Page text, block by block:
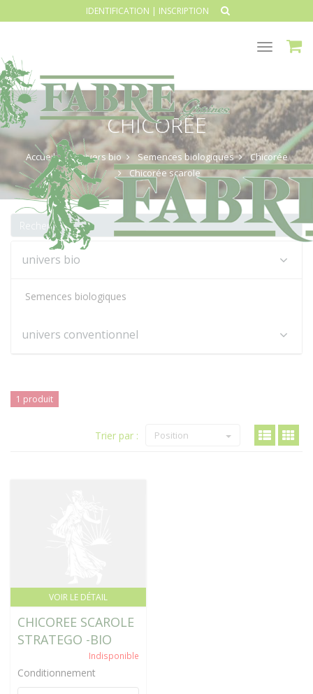
IDENTIFICATION | INSCRIPTION
Toggle
CHICORÉE
Accueil univers bio Semences biologiques
Chicorée
Chicorée scarole
univers bio
Semences biologiques
univers conventionnel
1 produit
Trier par : Position
VOIR LE DÉTAIL
CHICOREE SCAROLE
STRATEGO -BIO
Indisponible
Conditionnement